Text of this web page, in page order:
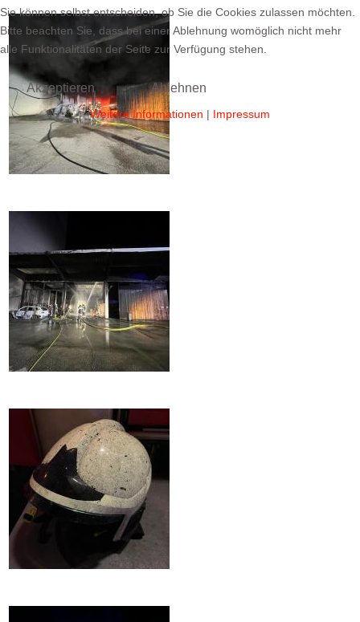
Sie können selbst entscheiden, ob Sie die Cookies zulassen möchten.
Bitte beachten Sie, dass bei einer Ablehnung womöglich nicht mehr
alle Funktionalitäten der Seite zur Verfügung stehen.
Akzeptieren Ablehnen
Weitere Informationen | Impressum